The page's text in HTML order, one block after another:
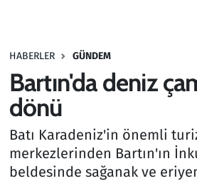
HABERLER GÜNDEM
Bartın'da deniz
dönü
Batı Karadeniz'in önemli
merkezlerinden Bartın'ın
beldesinde sağanak ve
Haber
Kültür Sanat
Kurumsal Haberler
Lezzet Durağı